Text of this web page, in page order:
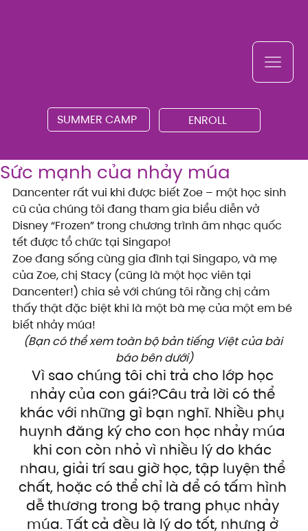
SUMMER CAMP ENROLL
Sức mạnh của nhảy múa
Dancenter rất vui khi được biết Zoe – một học sinh
cũ của chúng tôi đang tham gia biểu diễn vở
Disney “Frozen” trong chương trình âm nhạc quốc
tết được tổ chức tại Singapo!
Zoe đang sống cùng gia đình tại Singapo, và mẹ
của Zoe, chị Stacy (cũng là một học viên tại
Dancenter!) chia sẻ với chúng tôi rằng chị cảm
thấy thật đặc biệt khi là một bà mẹ của một em bé
biết nhảy múa!
(Bạn có thể xem toàn bộ bản tiếng Việt của bài
báo bên dưới)
Vì sao chúng tôi chi trả cho lớp học
nhảy của con gái?Câu trả lời có thể
khác với những gì bạn nghĩ. Nhiều phụ
huynh đăng ký cho con học nhảy múa
khi con còn nhỏ vì nhiều lý do khác
nhau, giải trí sau giờ học, tập luyện thể
chất, hoặc có thể chỉ là để có tấm hình
dễ thương trong bộ trang phục nhảy
múa. Tất cả đều là lý do tốt, nhưng ở